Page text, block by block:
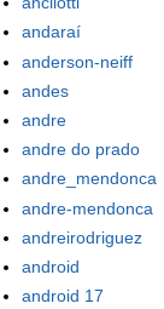
andaraí
anderson-neiff
andes
andre
andre do prado
andre_mendonca
andre-mendonca
andreirodriguez
android
android 17